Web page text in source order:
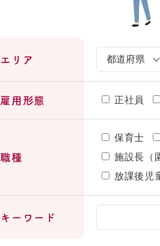
エリア
雇用形態 正社員
職種
保育士
施設長（
放課後児
キーワード